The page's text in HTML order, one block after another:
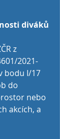
diváků
z
2021-
bodu I/17
do
nebo
akcích, a